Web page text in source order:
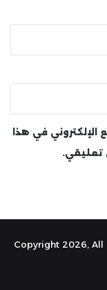
الإلكتروني في هذا
تعليقي.